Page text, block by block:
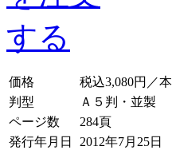
価格
税込3,080円／
判型
Ａ５判・並製
ページ数
284頁
発行年月日
2012年7月25日